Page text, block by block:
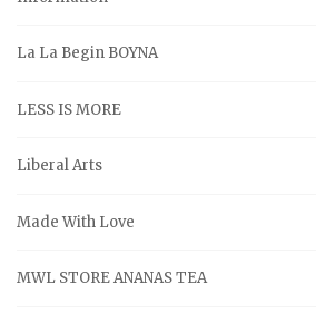
La La Begin BOYNA
LESS IS MORE
Liberal Arts
Made With Love
MWL STORE ANANAS TEA